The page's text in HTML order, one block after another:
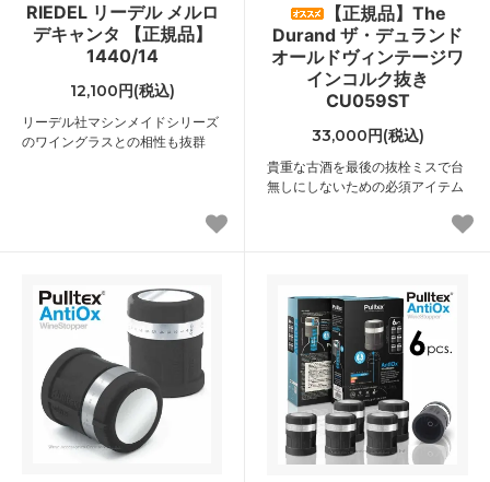
RIEDEL リーデル メルロ
デキャンタ 【正規品】
1440/14
12,100円(税込)
リーデル社マシンメイドシリーズ
のワイングラスとの相性も抜群
【正規品】The
Durand ザ・デュランド
オールドヴィンテージワ
インコルク抜き
CU059ST
33,000円(税込)
貴重な古酒を最後の抜栓ミスで台
無しにしないための必須アイテム